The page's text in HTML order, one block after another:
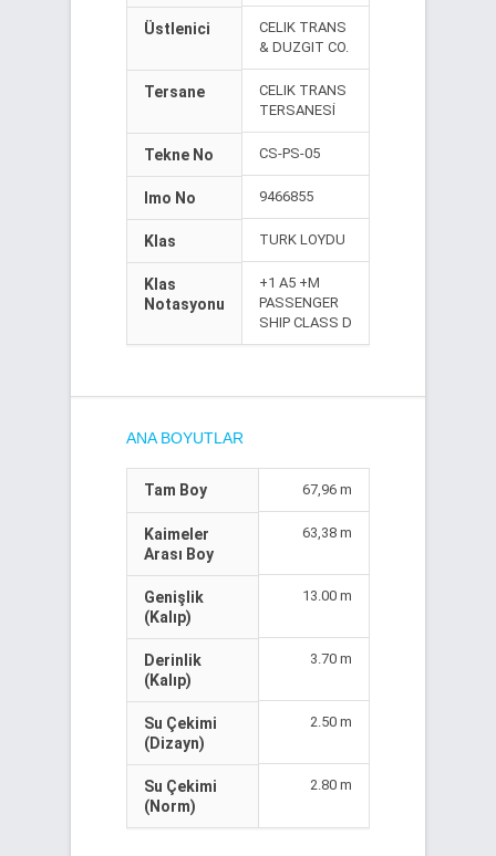
Üstlenici
CELIK TRANS
& DUZGIT CO.
Tersane
CELIK TRANS
TERSANESİ
Tekne No CS-PS-05
Imo No 9466855
Klas TURK LOYDU
Klas
Notasyonu
+1 A5 +M
PASSENGER
SHIP CLASS D
ANA BOYUTLAR
Tam Boy 67,96 m
Kaimeler
Arası Boy
63,38 m
Genişlik
(Kalıp)
13.00 m
Derinlik
(Kalıp)
3.70 m
Su Çekimi
(Dizayn)
2.50 m
Su Çekimi
(Norm)
2.80 m